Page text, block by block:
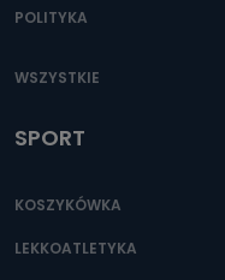
POLITYKA
WSZYSTKIE
SPORT
KOSZYKÓWKA
LEKKOATLETYKA